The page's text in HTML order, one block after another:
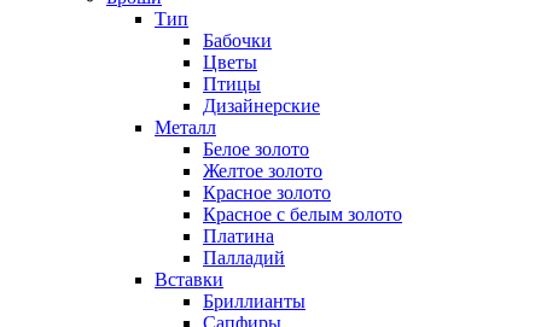
Тип
Бабочки
Цветы
Птицы
Дизайнерские
Металл
Белое золото
Желтое золото
Красное золото
Красное с белым золото
Платина
Палладий
Вставки
Бриллианты
Сапфиры